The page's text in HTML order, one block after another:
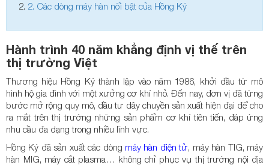
2. Các dòng máy hàn nổi bật của Hồng Ký
Hành trình 40 năm khẳng định vị thế trên
thị trường Việt
Thương hiệu Hồng Ký thành lập vào năm 1986, khởi đầu từ mô
hình hộ gia đình với một xưởng cơ khí nhỏ. Đến nay, đơn vị đã từng
bước mở rộng quy mô, đầu tư dây chuyền sản xuất hiện đại để cho
ra mắt trên thị trường những sản phẩm cơ khí tiên tiến, đáp ứng
nhu cầu đa dạng trong nhiều lĩnh vực.
Hồng Ký đã sản xuất các dòng máy hàn điện tử, máy hàn TIG, máy
hàn MIG, máy cắt plasma… không chỉ phục vụ thị trường nội địa